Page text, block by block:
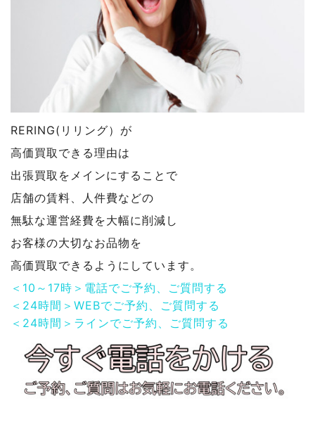
RERING(リリング）が
高価買取できる理由は
出張買取をメインにすることで
店舗の賃料、人件費などの
無駄な運営経費を大幅に削減し
お客様の大切なお品物を
高価買取できるようにしています。
＜10～17時＞電話でご予約、ご質問する
＜24時間＞WEBでご予約、ご質問する
＜24時間＞ラインでご予約、ご質問する